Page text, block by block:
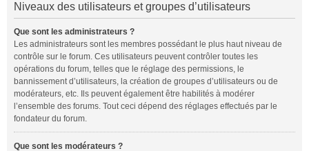
Niveaux des utilisateurs et groupes d’utilisateurs
Que sont les administrateurs ?
Les administrateurs sont les membres possédant le plus haut niveau de
contrôle sur le forum. Ces utilisateurs peuvent contrôler toutes les
opérations du forum, telles que le réglage des permissions, le
bannissement d’utilisateurs, la création de groupes d’utilisateurs ou de
modérateurs, etc. Ils peuvent également être habilités à modérer
l’ensemble des forums. Tout ceci dépend des réglages effectués par le
fondateur du forum.
Que sont les modérateurs ?